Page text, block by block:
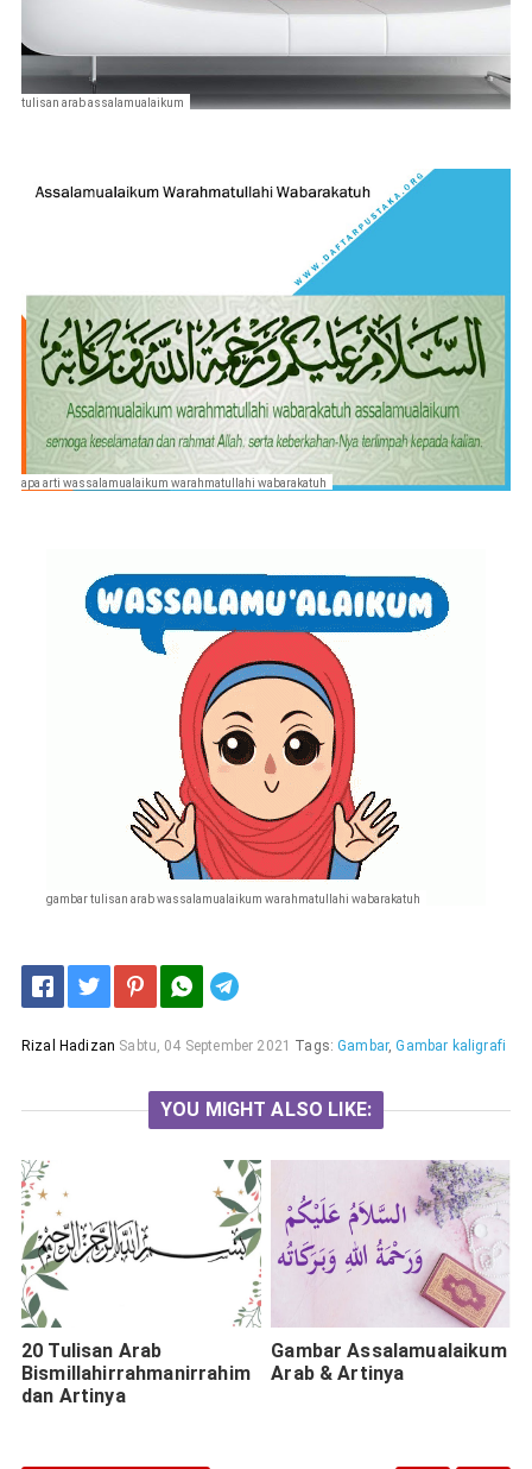
tulisan arab assalamualaikum
apa arti wassalamualaikum warahmatullahi wabarakatuh
gambar tulisan arab wassalamualaikum warahmatullahi wabarakatuh
Rizal Hadizan Sabtu, 04 September 2021 Tags:Gambar,Gambar kaligrafi
YOU MIGHT ALSO LIKE:
20 Tulisan Arab
Bismillahirrahmanirrahim
dan Artinya
Gambar Assalamualaikum
Arab & Artinya